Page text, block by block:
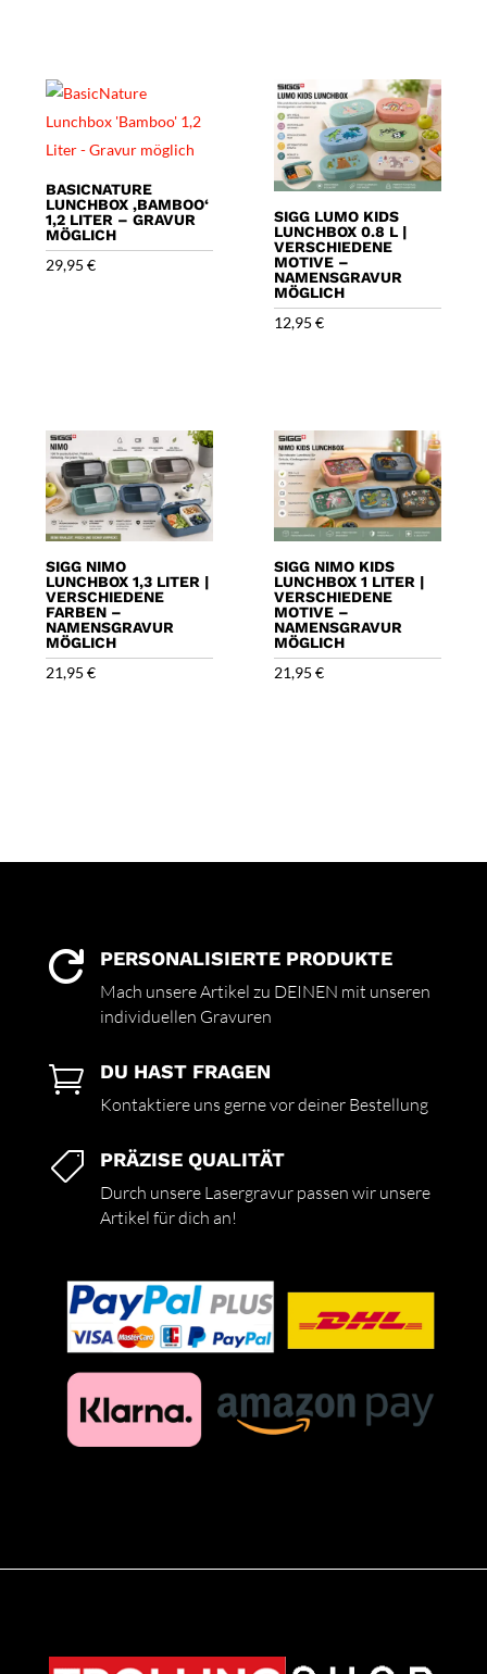
BASICNATURE
LUNCHBOX ‚BAMBOO‘
1,2 LITER – GRAVUR
MÖGLICH
29,95€
SIGG LUMO KIDS
LUNCHBOX 0.8 L |
VERSCHIEDENE
MOTIVE –
NAMENSGRAVUR
MÖGLICH
12,95€
SIGG NIMO
LUNCHBOX 1,3 LITER |
VERSCHIEDENE
FARBEN –
NAMENSGRAVUR
MÖGLICH
21,95€
SIGG NIMO KIDS
LUNCHBOX 1 LITER |
VERSCHIEDENE
MOTIVE –
NAMENSGRAVUR
MÖGLICH
21,95€
 PERSONALISIERTE PRODUKTE
Mach unsere Artikel zu DEINEN mit unseren
individuellen Gravuren
 DU HAST FRAGEN
Kontaktiere uns gerne vor deiner Bestellung
 PRÄZISE QUALITÄT
Durch unsere Lasergravur passen wir unsere
Artikel für dich an!